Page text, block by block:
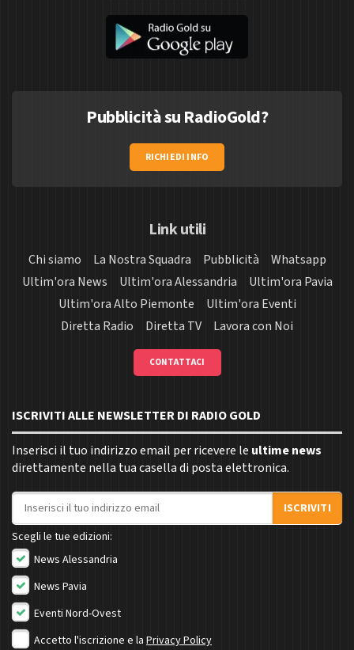
Pubblicità su RadioGold?
RICHIEDI INFO
Link utili
Chi siamo La Nostra Squadra Pubblicità
Whatsapp
Ultim'ora News
Ultim'ora Alessandria
Ultim'ora Pavia
Ultim'ora Alto Piemonte
Ultim'ora Eventi
Diretta Radio
Diretta TV Lavora con Noi
CONTATTACI
ISCRIVITI ALLE NEWSLETTER DI RADIO GOLD
Inserisci il tuo indirizzo email per ricevere le ultime news
direttamente nella tua casella di posta elettronica.
Indirizzo email
ISCRIVITI
Scegli le tue edizioni:
News Alessandria
News Pavia
Eventi Nord-Ovest
Accetto l'iscrizione e la Privacy Policy